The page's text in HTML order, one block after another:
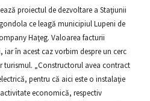
proiectul de dezvoltare a Staţiunii
ce leagă municipiul Lupeni de
Haţeg. Valoarea facturii
iar în acest caz vorbim despre un cerc
turismul. „Constructorul avea contract
pentru că aici este o instalaţie
economică, respectiv